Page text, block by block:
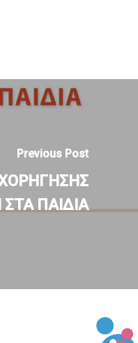
Previous Post
ΠΑΙΔΙΑ